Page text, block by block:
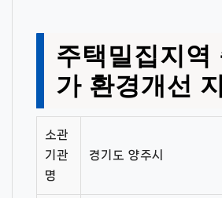
주택밀집지역
가 환경개선
소관
기관
명
경기도 양주시